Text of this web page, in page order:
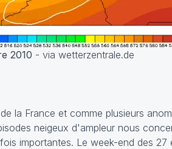
2010 - via wetterzentrale.de
la France et comme plusieurs
neigeux d'ampleur nous
importantes. Le week-end des